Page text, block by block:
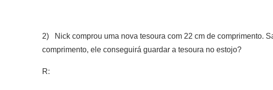
2) Nick comprou uma nova tesoura com 22 cm de comprimento.
comprimento, ele conseguirá guardar a tesoura no estojo?
R: